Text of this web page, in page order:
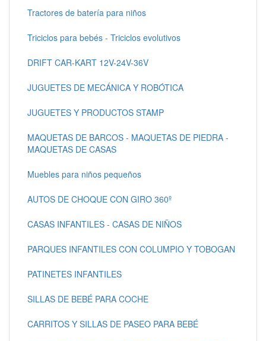
Tractores de batería para niños
Triciclos para bebés - Triciclos evolutivos
DRIFT CAR-KART 12V-24V-36V
JUGUETES DE MECÁNICA Y ROBÓTICA
JUGUETES Y PRODUCTOS STAMP
MAQUETAS DE BARCOS - MAQUETAS DE PIEDRA -
MAQUETAS DE CASAS
Muebles para niños pequeños
AUTOS DE CHOQUE CON GIRO 360º
CASAS INFANTILES - CASAS DE NIÑOS
PARQUES INFANTILES CON COLUMPIO Y TOBOGAN
PATINETES INFANTILES
SILLAS DE BEBÉ PARA COCHE
CARRITOS Y SILLAS DE PASEO PARA BEBÉ